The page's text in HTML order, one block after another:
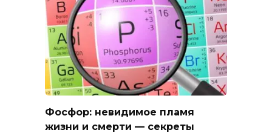
Фосфор: невидимое пламя
жизни и смерти — секреты